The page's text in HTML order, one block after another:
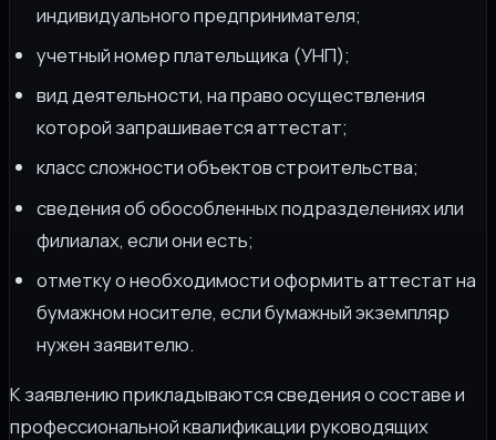
индивидуального предпринимателя;
учетный номер плательщика (УНП);
вид деятельности, на право осуществления
которой запрашивается аттестат;
класс сложности объектов строительства;
сведения об обособленных подразделениях или
филиалах, если они есть;
отметку о необходимости оформить аттестат на
бумажном носителе, если бумажный экземпляр
нужен заявителю.
К заявлению прикладываются сведения о составе и
профессиональной квалификации руководящих